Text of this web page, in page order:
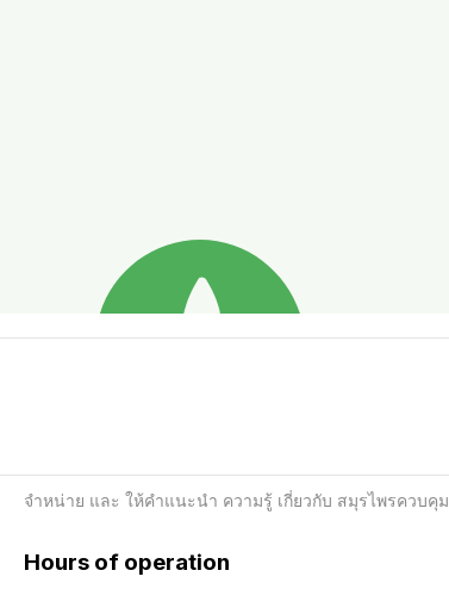
จำหน่าย และ ให้คำแนะนำ ความรู้ เกี่ยวกับ สมุรไพรควบคุม
Hours of operation